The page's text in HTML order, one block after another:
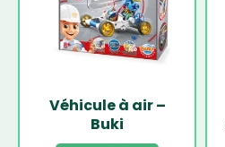
Véhicule à air –
Buki